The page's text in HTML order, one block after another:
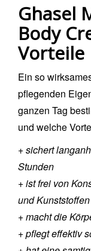
Ghasel
Body
Vorteile
Ein so
pflegenden
ganzen Tag
und welche
+ sichert
Stunden
+ ist frei von
und Kunststoffen
+ macht die
+ pflegt effektiv